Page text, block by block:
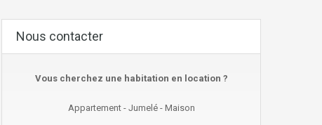
Nous contacter
Vous cherchez une habitation en location ?
Appartement - Jumelé - Maison